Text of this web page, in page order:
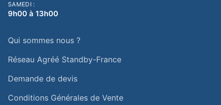
SAMEDI :
9h00 à 13h00
Qui sommes nous ?
Réseau Agréé Standby-France
Demande de devis
Conditions Générales de Vente